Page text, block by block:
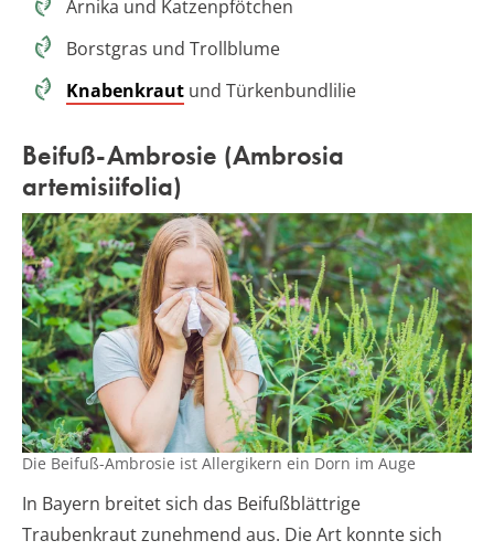
Arnika und Katzenpfötchen
Borstgras und Trollblume
Knabenkraut und Türkenbundlilie
Beifuß-Ambrosie (Ambrosia
artemisiifolia)
Die Beifuß-Ambrosie ist Allergikern ein Dorn im Auge
In Bayern breitet sich das Beifußblättrige
Traubenkraut zunehmend aus. Die Art konnte sich